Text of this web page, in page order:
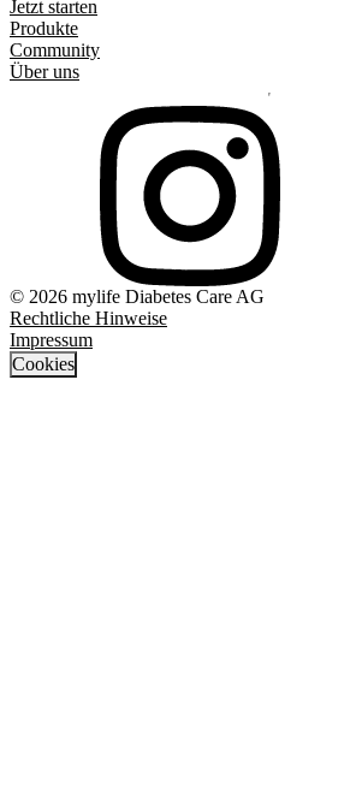
Jetzt starten
Produkte
Community
Über uns
© 2026 mylife Diabetes Care AG
Rechtliche Hinweise
Impressum
Cookies